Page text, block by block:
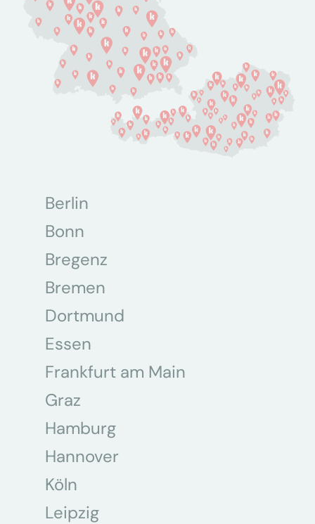
Berlin
Bonn
Bregenz
Bremen
Dortmund
Essen
Frankfurt am Main
Graz
Hamburg
Hannover
Köln
Leipzig